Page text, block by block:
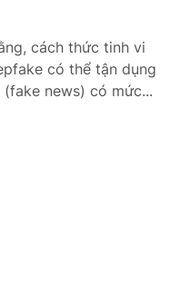
cách thức tinh vi
có thể tận dụng
news) có mức...